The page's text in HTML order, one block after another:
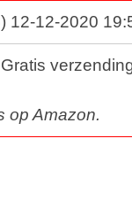
12-12-2020
op Amazon.